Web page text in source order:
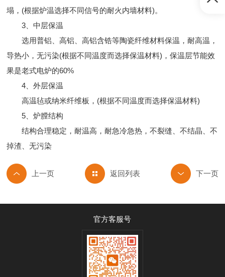
塌，(根据炉温选择不同信号的耐火内墙材料)。
3、中层保温
选用普铝、高铝、高铝含锆等陶瓷纤维材料保温，耐高温，
导热小，无污染(根据不同温度而选择保温材料)，保温层节能效
果是老式电炉的60%
4、外层保温
高温毡或纳米纤维板，(根据不同温度而选择保温材料)
5、炉膛结构
结构合理稳定，耐温高，耐急冷急热，不裂缝、不结晶、不
掉渣、无污染
返回列表
官方客服号